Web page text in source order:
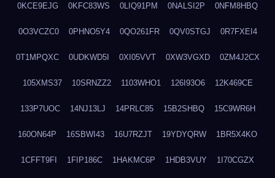
0KCE9EJG 0KFC83WS 0LIQ91PM 0NALSI2P 0NFM8HBQ
0O3VCZC0 0PHNO5Y4 0QO261FR 0QV0STGJ 0R7FXEI4
0T1MPQXC 0UDKWD5I 0XI05VVT 0XW3VGXD 0ZM4J2CX
105XMS37 10SRNZZ2 1103WHO1 126I93O6 12K469CE
133P7UOC 14NJ13LJ 14PRLC85 15B2SHBQ 15C9WR6H
160ON64P 16SBWI43 16U7RZJT 19YDYQRW 1BR5X4KO
1CFFT9FI 1FIP186C 1HAKMC6P 1HDB3VUY 1I70CGZX